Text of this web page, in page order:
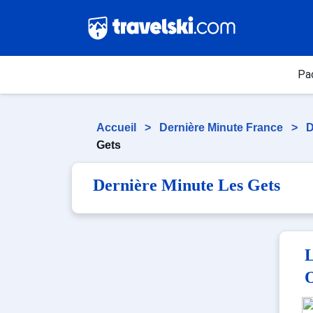
Accueil > Dernière Minute France >
Gets
Dernière Minute Les Gets